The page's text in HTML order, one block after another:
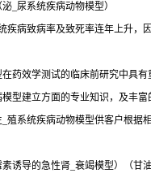
_尿系统疾病动物模型）
疾病致病率及致死率连年上升，
药效学测试的临床前研究中具有
型建立方面的专业知识，及丰富
殖系统疾病动物模型供客户根据
诱导的急性肾_衰竭模型）（甘